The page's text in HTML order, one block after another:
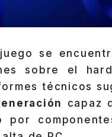
se
sobre el
técnicos
capaz
por